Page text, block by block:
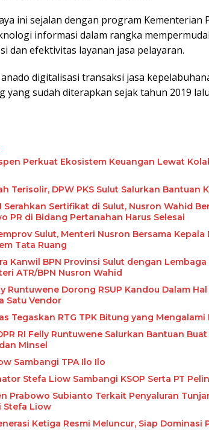
ini sejalan dengan program Kementerian
informasi dalam rangka
dan efektivitas layanan jasa pelayaran.
digitalisasi transaksi jasa
yang sudah diterapkan sejak tahun 2019
Perkuat Ekosistem Keuangan Lewat
Terisolir, DPW PKS Sulut Salurkan Bantuan
Serahkan Sertifikat di Sulut, Nusron Wahid
PR di Bidang Pertanahan Harus Selesai
Sulut, Menteri Nusron Bersama Kepala
Tata Ruang
Kanwil BPN Provinsi Sulut dengan Lembaga
ATR/BPN Nusron Wahid
Runtuwene Dorong RSUP Kandou Dalam
Satu Vendor
Tegaskan RTG TPK Bitung yang
RI Felly Runtuwene Salurkan Bantuan
Minsel
Sambangi TPA Ilo Ilo
Stefa Liow Sambangi KSOP Serta PT
Prabowo Subianto Terkait Penyaluran
Stefa Liow
Ketiga Resmi Meluncur, Siap